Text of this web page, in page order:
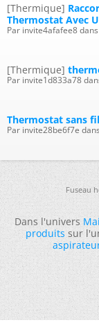
[Thermique]
Thermostat Avec
Par invite4afafee8
[Thermique]
Par invite1d833a78
Thermostat sans fil
Par invite28be6f7e
Fuseau
Dans l'univers
produitssur